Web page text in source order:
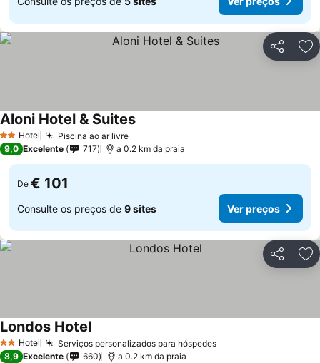
Partilhar
2 Estrelas
Hotel Piscina ao ar livreVer preços
Aloni Hotel & SuitesVer preços
9,0 Excelente 717 a 0.2 km da praia
De € 101
Consulte os preços de 9 sites Ver preços
Partilhar
2 Estrelas
Hotel Serviços personalizados para hóspedesVer preços
Londos HotelVer preços
8,9 Excelente 660 a 0.2 km da praia